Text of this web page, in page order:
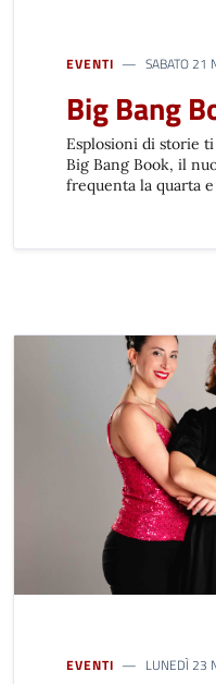
EVENTI SABATO 21
Big Bang
Esplosioni di storie
Big Bang Book, il
frequenta la quarta
EVENTI LUNEDÌ 23